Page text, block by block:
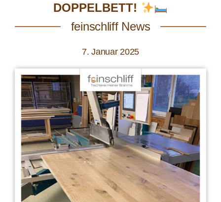
OPPELBETT!
feinschliff News
7. Januar 2025